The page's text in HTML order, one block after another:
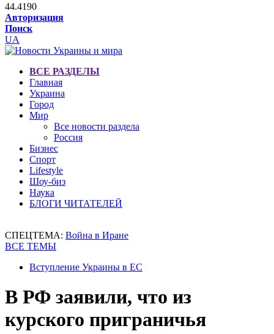
44.4190
Авторизация
Поиск
UA
ВСЕ РАЗДЕЛЫ
Главная
Украина
Город
Мир
Все новости раздела
Россия
Бизнес
Спорт
Lifestyle
Шоу-биз
Наука
БЛОГИ ЧИТАТЕЛЕЙ
СПЕЦТЕМА: Война в Иране
ВСЕ ТЕМЫ
Вступление Украины в ЕС
В РФ заявили, что из
курского приграничья